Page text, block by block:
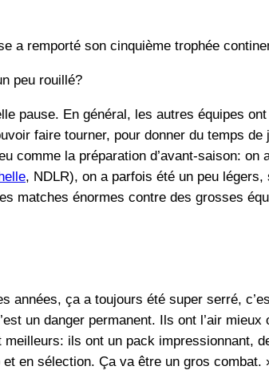
a remporté son cinquième trophée
peu rouillé?
pause. En général, les autres équipes
faire tourner, pour donner du temps de
comme la préparation d’avant-saison: on
, NDLR), on a parfois été un peu
matches énormes contre des grosses
années, ça a toujours été super serré,
un danger permanent. Ils ont l’air
ils ont un pack impressionnant,
en sélection. Ça va être un gros combat.